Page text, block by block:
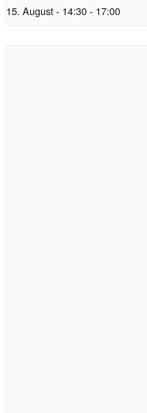
15. August - 14:30- 17:00